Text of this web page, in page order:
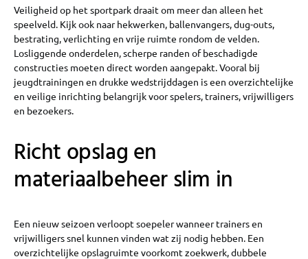
Veiligheid op het sportpark draait om meer dan alleen het
speelveld. Kijk ook naar hekwerken, ballenvangers, dug-outs,
bestrating, verlichting en vrije ruimte rondom de velden.
Losliggende onderdelen, scherpe randen of beschadigde
constructies moeten direct worden aangepakt. Vooral bij
jeugdtrainingen en drukke wedstrijddagen is een overzichtelijke
en veilige inrichting belangrijk voor spelers, trainers, vrijwilligers
en bezoekers.
Richt opslag en
materiaalbeheer slim in
Een nieuw seizoen verloopt soepeler wanneer trainers en
vrijwilligers snel kunnen vinden wat zij nodig hebben. Een
overzichtelijke opslagruimte voorkomt zoekwerk, dubbele